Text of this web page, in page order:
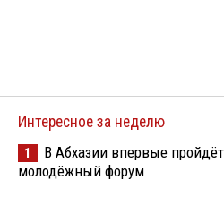
Интересное за неделю
1
В Абхазии впервые
молодёжный форум